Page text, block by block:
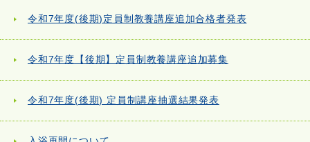
令和7年度(後期)定員制教養講座追加合格者発表
令和7年度【後期】定員制教養講座追加募集
令和7年度(後期) 定員制講座抽選結果発表